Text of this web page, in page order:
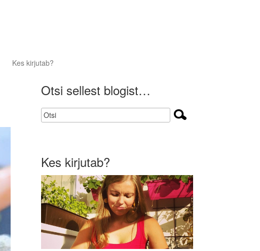
Kes kirjutab?
Otsi sellest blogist…
Kes kirjutab?